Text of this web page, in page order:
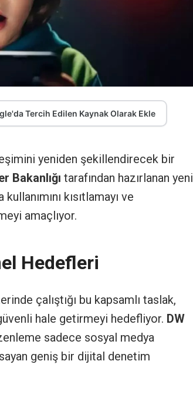
Tercih Edilen Kaynak Olarak Ekle
yeniden şekillendirecek bir
Bakanlığı tarafından hazırlanan yeni
kısıtlamayı ve
amaçlıyor.
Hedefleri
çalıştığı bu kapsamlı taslak,
hale getirmeyi hedefliyor. DW
sadece sosyal medya
geniş bir dijital denetim